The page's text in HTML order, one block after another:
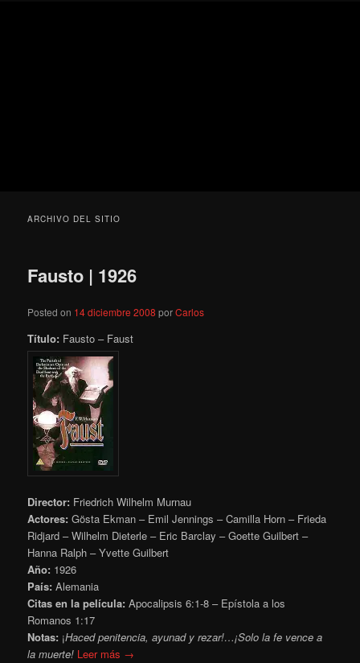
ARCHIVO DEL SITIO
Fausto | 1926
Posted on 14 diciembre 2008 porCarlos
Título: Fausto – Faust
Director: Friedrich Wilhelm Murnau
Actores: Gösta Ekman – Emil Jennings – Camilla Horn – Frieda
Ridjard – Wilhelm Dieterle – Eric Barclay – Goette Guilbert –
Hanna Ralph – Yvette Guilbert
Año: 1926
País: Alemania
Citas en la película:Apocalipsis 6:1-8 – Epístola a los
Romanos 1:17
Notas: ¡Haced penitencia, ayunad y rezar!…¡Solo la fe vence a
la muerte! Leer más →